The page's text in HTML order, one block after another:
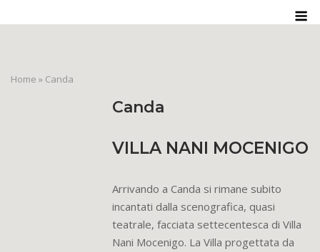
to
Home » Canda
Canda
VILLA NANI MOCENIGO
Arrivando a Canda si rimane subito
incantati dalla scenografica, quasi
teatrale, facciata settecentesca di Villa
Nani Mocenigo. La Villa progettata da